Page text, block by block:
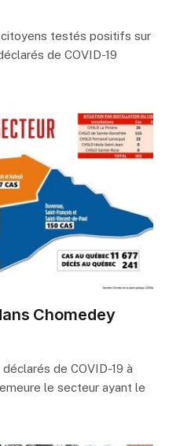
testés positifs sur
de COVID-19
Chomedey
de COVID-19 à
le secteur ayant le